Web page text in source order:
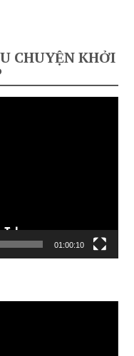
CHUYỆN KHỞI
01:00:10